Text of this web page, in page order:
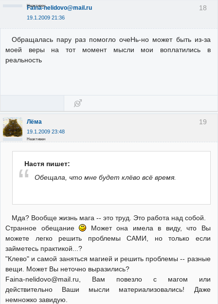
18
Faina-nelidovo@mail.ru
19.1.2009 21:36
Неактивен
Обращалась пару раз помогло очеНь-но может быть из-за
моей веры на тот момент мысли мои воплатились в
реальность
19
Лёма
19.1.2009 23:48
Неактивен
Настя пишет:
Обещала, что мне будет клёво всё время.
Мда? Вообще жизнь мага -- это труд. Это работа над собой.
Странное обещание
Может она имела в виду, что Вы
можете легко решить проблемы САМИ, но только если
займетесь практикой...?
"Клево" и самой заняться магией и решить проблемы -- разные
вещи. Может Вы неточно выразились?
Faina-nelidovo@mail.ru, Вам повезло с магом или
действительно Ваши мысли материализовались! Даже
немножко завидую.